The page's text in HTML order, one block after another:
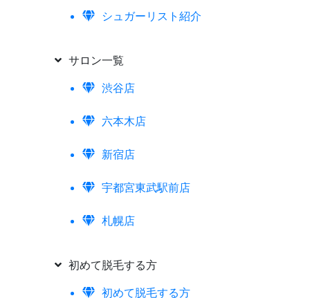
シュガーリスト紹介
サロン一覧
渋谷店
六本木店
新宿店
宇都宮東武駅前店
札幌店
初めて脱毛する方
初めて脱毛する方